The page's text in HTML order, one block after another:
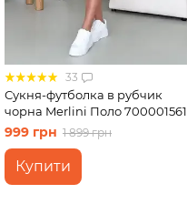
33
Сукня-футболка в рубчик
чорна Merlini Поло 700001561
розмір S-M
999 грн 1 899 грн
Купити